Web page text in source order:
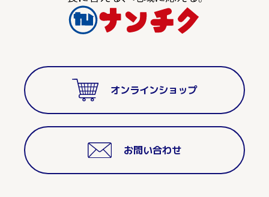
オンラインショップ
お問い合わせ